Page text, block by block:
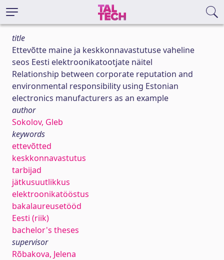
title
Ettevõtte maine ja keskkonnavastutuse vaheline
seos Eesti elektroonikatootjate näitel
Relationship between corporate reputation and
environmental responsibility using Estonian
electronics manufacturers as an example
author
Sokolov, Gleb
keywords
ettevõtted
keskkonnavastutus
tarbijad
jätkusuutlikkus
elektroonikatööstus
bakalaureusetööd
Eesti (riik)
bachelor's theses
supervisor
Rõbakova, Jelena